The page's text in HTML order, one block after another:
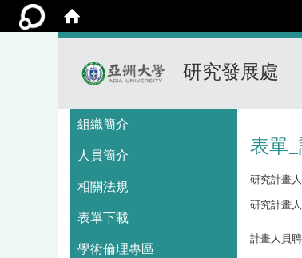
研究發展處
組織簡介
人員簡介
相關法規
表單下載
學術倫理專區
表單
研究計畫
研究計畫
計畫人員